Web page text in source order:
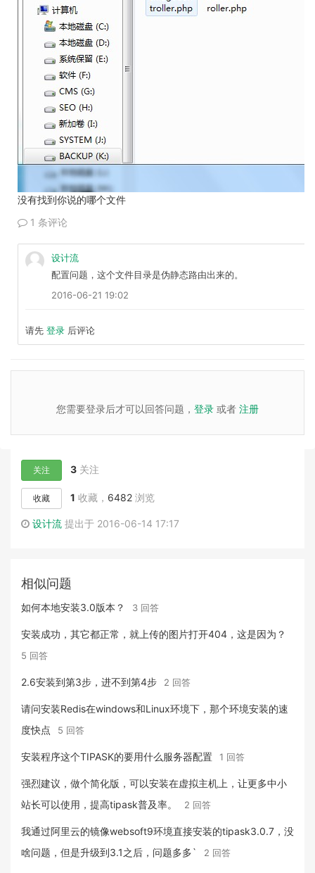
没有找到你说的哪个文件
1 条评论
设计流
配置问题，这个文件目录是伪静态路由出来的。
2016-06-21 19:02
请先 登录 后评论
您需要登录后才可以回答问题， 登录 或者 注册
关注 3 关注
收藏 1 收藏， 6482 浏览
设计流 提出于 2016-06-14 17:17
相似问题
如何本地安装3.0版本？ 3 回答
安装成功，其它都正常，就上传的图片打开404，这是因为？
5 回答
2.6安装到第3步，进不到第4步 2 回答
请问安装Redis在windows和Linux环境下，那个环境安装的速
度快点
5 回答
安装程序这个TIPASK的要用什么服务器配置 1 回答
强烈建议，做个简化版，可以安装在虚拟主机上，让更多中小
站长可以使用，提高tipask普及率。
2 回答
我通过阿里云的镜像websoft9环境直接安装的tipask3.0.7，没
啥问题，但是升级到3.1之后，问题多多`
2 回答